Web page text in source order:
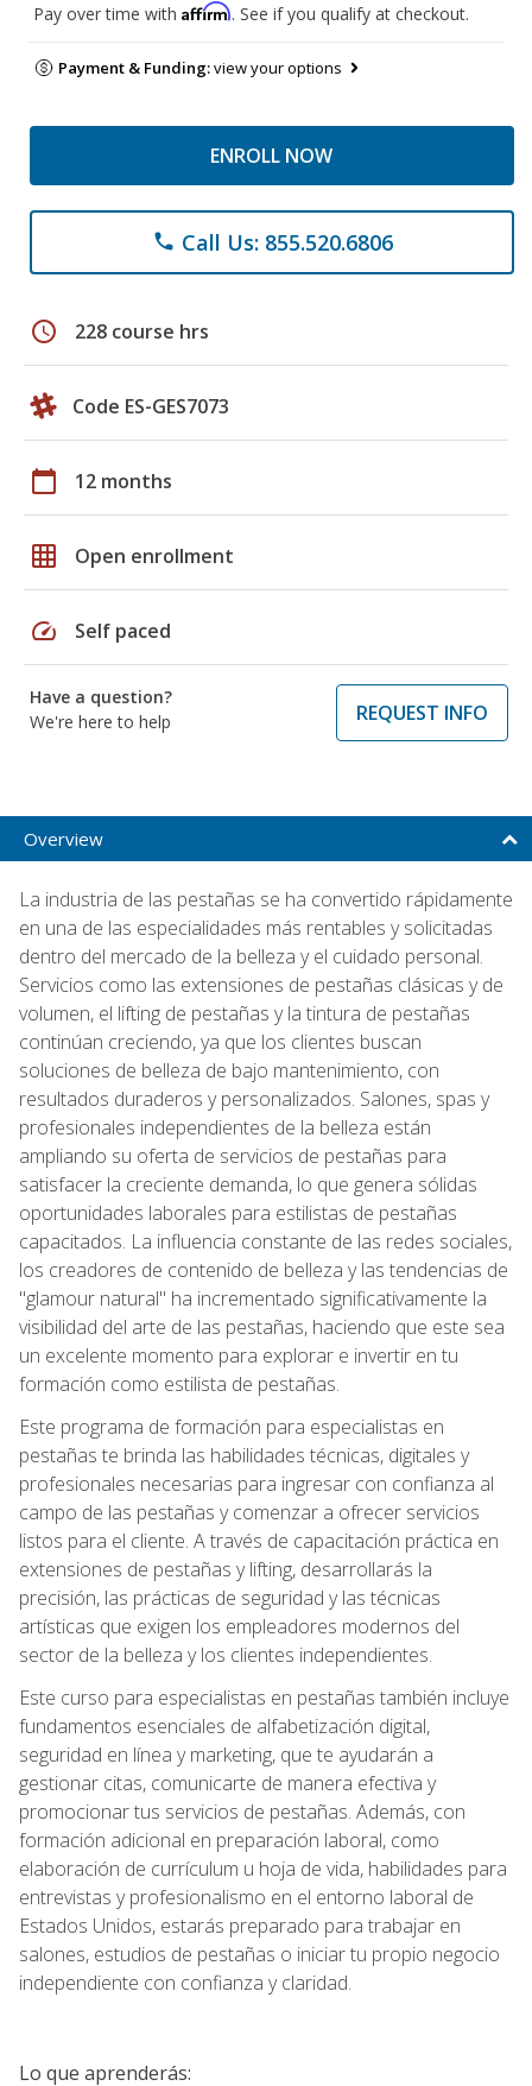
Pay over time with Affirm. See if you qualify at checkout.
Payment & Funding:view your options
ENROLL NOW
phone Call Us: 855.520.6806
schedule 228 course hrs
Code ES-GES7073
calendar_today 12 months
grid_on Open enrollment
speed Self paced
Have a question?
We're here to help
REQUEST INFO
Overview
La industria de las pestañas se ha convertido rápidamente
en una de las especialidades más rentables y solicitadas
dentro del mercado de la belleza y el cuidado personal.
Servicios como las extensiones de pestañas clásicas y de
volumen, el lifting de pestañas y la tintura de pestañas
continúan creciendo, ya que los clientes buscan
soluciones de belleza de bajo mantenimiento, con
resultados duraderos y personalizados. Salones, spas y
profesionales independientes de la belleza están
ampliando su oferta de servicios de pestañas para
satisfacer la creciente demanda, lo que genera sólidas
oportunidades laborales para estilistas de pestañas
capacitados. La influencia constante de las redes sociales,
los creadores de contenido de belleza y las tendencias de
"glamour natural" ha incrementado significativamente la
visibilidad del arte de las pestañas, haciendo que este sea
un excelente momento para explorar e invertir en tu
formación como estilista de pestañas.
Este programa de formación para especialistas en
pestañas te brinda las habilidades técnicas, digitales y
profesionales necesarias para ingresar con confianza al
campo de las pestañas y comenzar a ofrecer servicios
listos para el cliente. A través de capacitación práctica en
extensiones de pestañas y lifting, desarrollarás la
precisión, las prácticas de seguridad y las técnicas
artísticas que exigen los empleadores modernos del
sector de la belleza y los clientes independientes.
Este curso para especialistas en pestañas también incluye
fundamentos esenciales de alfabetización digital,
seguridad en línea y marketing, que te ayudarán a
gestionar citas, comunicarte de manera efectiva y
promocionar tus servicios de pestañas. Además, con
formación adicional en preparación laboral, como
elaboración de currículum u hoja de vida, habilidades para
entrevistas y profesionalismo en el entorno laboral de
Estados Unidos, estarás preparado para trabajar en
salones, estudios de pestañas o iniciar tu propio negocio
independiente con confianza y claridad.
Lo que aprenderás: